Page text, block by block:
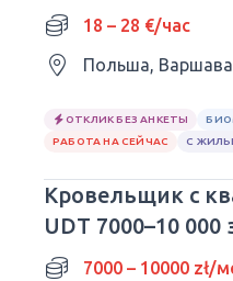
18 – 28 €/час
Польша, Варшава
ОТКЛИК БЕЗ АНКЕТЫ
РАБОТА НА СЕЙЧАС
С
Кровельщик с
UDT 7000–10 000
7000 – 10000 zł/